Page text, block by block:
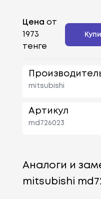
Цена от
1973
тенге
mitsubishi
Артикул
md726023
Аналоги и
mitsubishi